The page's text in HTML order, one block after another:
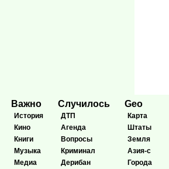
Важно
История
Кино
Книги
Музыка
Медиа
Случилось
ДТП
Агенда
Вопросы
Криминал
Дерибан
Geo
Карта
Штаты
Земля
Азия-с
Города